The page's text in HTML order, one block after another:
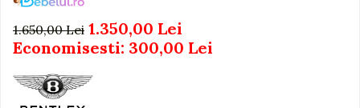
Creative
Electrocasnice si bucatarii
1.650,00 Lei 1.350,00 Lei
Economisesti: 300,00 Lei